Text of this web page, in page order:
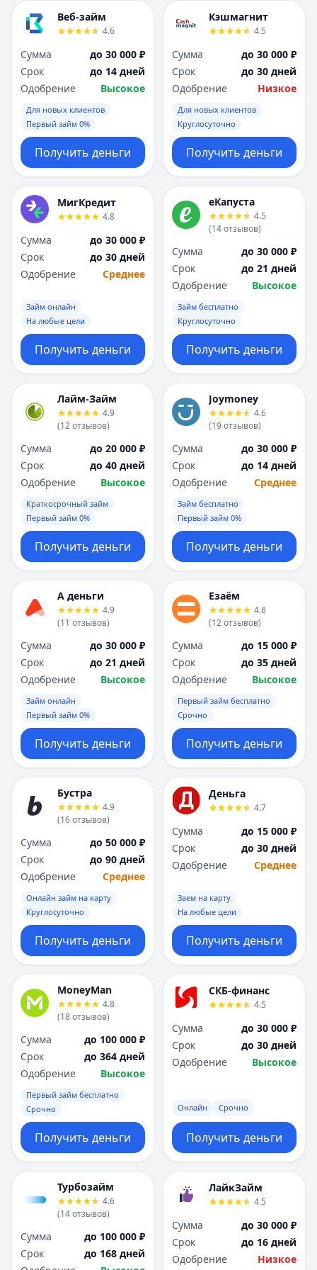
Веб-займ
4.6
Сумма
до 30 000 ₽
Срок
до 14 дней
Одобрение
Высокое
Для новых клиентов
Первый займ 0%
Получить деньги
Кэшмагнит
4.5
Сумма
до 30 000 ₽
Срок
до 30 дней
Одобрение
Низкое
Для новых клиентов
Круглосуточно
Получить деньги
МигКредит
4.8
Сумма
до 30 000 ₽
Срок
до 30 дней
Одобрение
Среднее
Займ онлайн
На любые цели
Получить деньги
еКапуста
4.5
(14отзывов)
Сумма
до 30 000 ₽
Срок
до 21 дней
Одобрение
Высокое
Займ бесплатно
Круглосуточно
Получить деньги
Лайм-Займ
4.9
(12отзывов)
Сумма
до 20 000 ₽
Срок
до 40 дней
Одобрение
Высокое
Краткосрочный займ
Первый займ 0%
Получить деньги
Joymoney
4.6
(19отзывов)
Сумма
до 30 000 ₽
Срок
до 14 дней
Одобрение
Среднее
Займ бесплатно
Первый займ 0%
Получить деньги
А деньги
4.9
(11 отзывов)
Сумма
до 30 000 ₽
Срок
до 21 дней
Одобрение
Высокое
Займ онлайн
Первый займ 0%
Получить деньги
Езаём
4.8
(12отзывов)
Сумма
до 15 000 ₽
Срок
до 35 дней
Одобрение
Высокое
Первый займ бесплатно
Срочно
Получить деньги
Бустра
4.9
(16отзывов)
Сумма
до 50 000 ₽
Срок
до 90 дней
Одобрение
Среднее
Онлайн займ на карту
Круглосуточно
Получить деньги
Деньга
4.7
Сумма
до 15 000 ₽
Срок
до 30 дней
Одобрение
Среднее
Заем на карту
На любые цели
Получить деньги
MoneyMan
4.8
(18отзывов)
Сумма
до 100 000 ₽
Срок
до 364 дней
Одобрение
Высокое
Первый займ бесплатно
Срочно
Получить деньги
СКБ-финанс
4.5
Сумма
до 30 000 ₽
Срок
до 30 дней
Одобрение
Высокое
Онлайн Срочно
Получить деньги
Турбозайм
4.6
(14отзывов)
Сумма
до 100 000 ₽
Срок
до 168 дней
ЛайкЗайм
4.5
Сумма
до 30 000 ₽
Срок
до 16 дней
Одобрение
Низкое